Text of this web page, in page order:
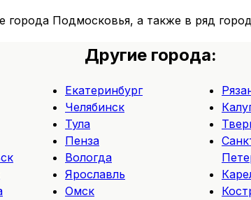
Подмосковья, а также в ряд
Другие города:
Екатеринбург
Челябинск
Тула
Пенза
Вологда
Ярославль
Омск